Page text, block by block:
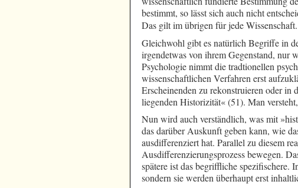
bestimmt, so lässt sich auch nicht
Das gilt im übrigen für jede Wissenschaft.
Gleichwohl gibt es natürlich Begriffe in
irgendetwas von ihrem Gegenstand, nur
Psychologie nimmt die tradtionellen
wissenschaftlichen Verfahren erst
Erscheinenden zu rekonstruieren oder
liegenden Historizität« (51). Man
Nun wird auch verständlich, was mit
das darüber Auskunft geben kann, wie
ausdifferenziert hat. Parallel zu diesem
Ausdifferenzierungsprozess bewegen.
spätere ist das begriffliche
sondern sie werden überhaupt erst